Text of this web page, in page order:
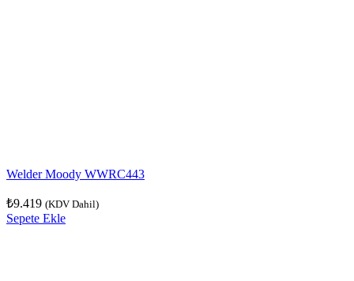
Welder Moody WWRC443
₺9.419 (KDV Dahil)
Sepete Ekle